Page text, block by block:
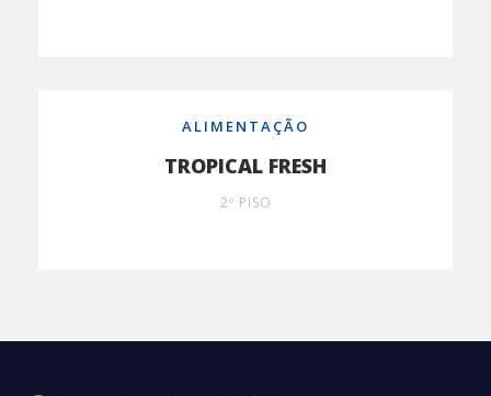
ALIMENTAÇÃO
TROPICAL FRESH
2º PISO